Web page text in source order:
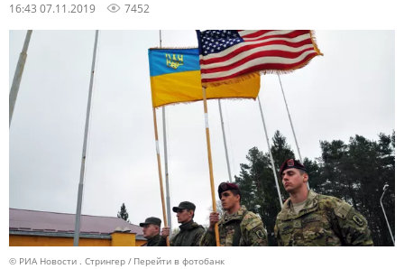
16:43 07.11.2019 7452
© РИА Новости . Стрингер Перейти в фотобанк